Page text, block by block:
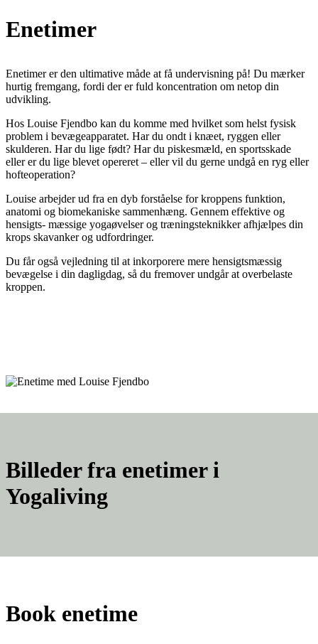
Enetimer
Enetimer er den ultimative måde at få undervisning på! Du mærker
hurtig fremgang, fordi der er fuld koncentration om netop din
udvikling.
Hos Louise Fjendbo kan du komme med hvilket som helst fysisk
problem i bevægeapparatet. Har du ondt i knæet, ryggen eller
skulderen. Har du lige født? Har du piskesmæld, en sportsskade
eller er du lige blevet opereret – eller vil du gerne undgå en ryg eller
hofteoperation?
Louise arbejder ud fra en dyb forståelse for kroppens funktion,
anatomi og biomekaniske sammenhæng. Gennem effektive og
hensigts- mæssige yogaøvelser og træningsteknikker afhjælpes din
krops skavanker og udfordringer.
Du får også vejledning til at inkorporere mere hensigtsmæssig
bevægelse i din dagligdag, så du fremover undgår at overbelaste
kroppen.
Billeder fra enetimer i
Yogaliving
Book enetime